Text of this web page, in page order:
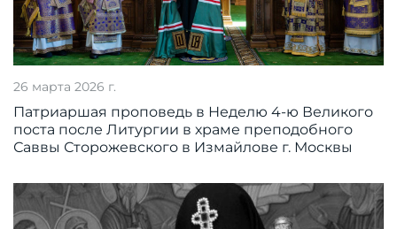
26 марта 2026 г.
Патриаршая проповедь в Неделю 4-ю Великого
поста после Литургии в храме преподобного
Саввы Сторожевского в Измайлове г. Москвы